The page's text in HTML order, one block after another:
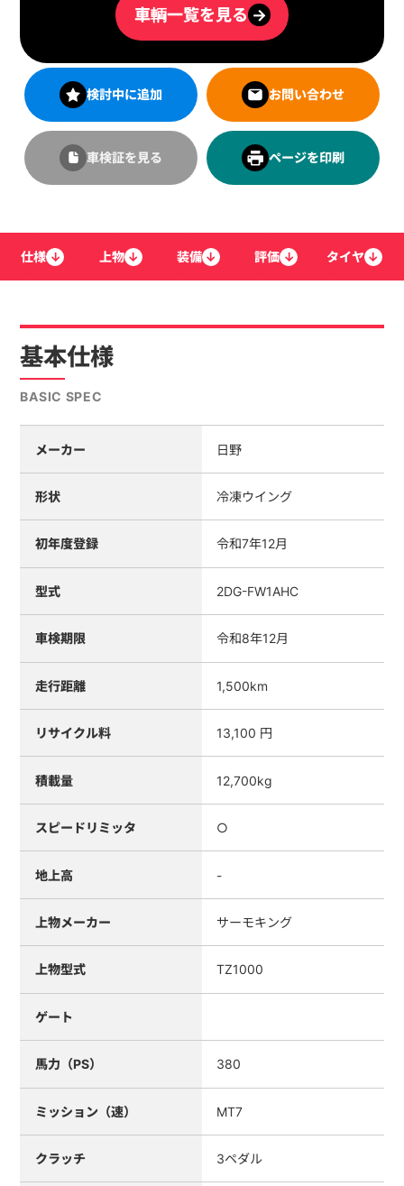
車輌一覧を見る →
検討中に追加 お問い合わせ
車検証を見る ページを印刷
仕様 ↓ 上物 ↓ 装備 ↓ 評価 ↓ タイヤ ↓
基本仕様
BASIC SPEC
メーカー 日野
形状 冷凍ウイング
初年度登録 令和7年12月
型式 2DG-FW1AHC
車検期限 令和8年12月
走行距離 1,500km
リサイクル料 13,100 円
積載量 12,700kg
スピードリミッタ ○
地上高 -
上物メーカー サーモキング
上物型式 TZ1000
ゲート
馬力（PS） 380
ミッション（速） MT7
クラッチ 3ペダル